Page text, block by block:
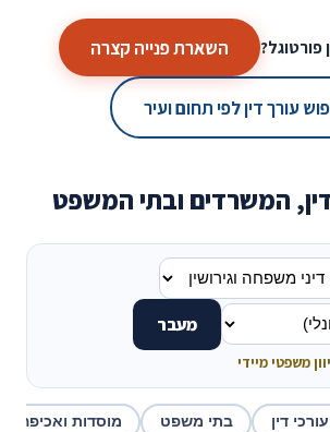
פורטוגל? השארת פנייה קצרה
עורך דין לפי תחום ועיר
המשרדים ובתי המשפט
מעבר
משפטי מיידי
דין בתי משפט מוסדות ואכיפה